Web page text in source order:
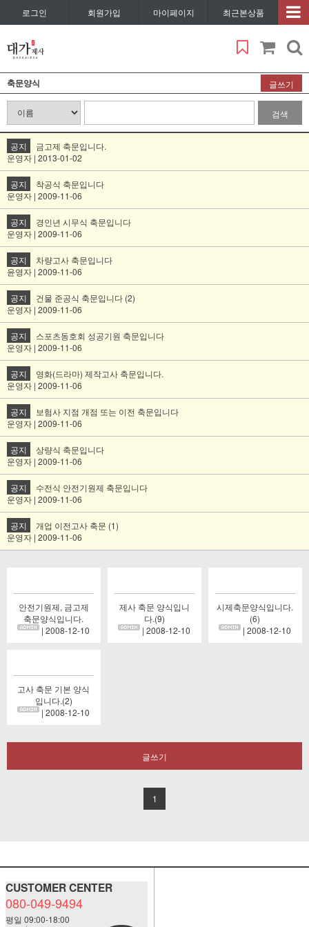
로그인 회원가입 마이페이지 최근본상품
축문양식 글쓰기
검색
공지
금고제 축문입니다.
운영자 | 2013-01-02
공지
착공식 축문입니다
운영자 | 2009-11-06
공지
경인년 시무식 축문입니다
운영자 | 2009-11-06
공지
차량고사 축문입니다
윤영자 | 2009-11-06
공지
건물 준공식 축문입니다 (2)
운영자 | 2009-11-06
공지
스포츠동호회 성공기원 축문입니다
운영자 | 2009-11-06
공지
영화(드라마) 제작고사 축문입니다.
운영자 | 2009-11-06
공지
보험사 지점 개점 또는 이전 축문입니다
운영자 | 2009-11-06
공지
상량식 축문입니다
운영자 | 2009-11-06
공지
수전식 안전기원제 축문입니다
운영자 | 2009-11-06
공지
개업 이전고사 축문 (1)
운영자 | 2009-11-06
안전기원제, 금고제
축문양식입니다.
| 2008-12-10
제사 축문 양식입니
다.(9)
| 2008-12-10
시제축문양식입니다.
(6)
| 2008-12-10
고사 축문 기본 양식
입니다.(2)
| 2008-12-10
글쓰기
1
CUSTOMER CENTER
080-049-9494
평일 09:00-18:00